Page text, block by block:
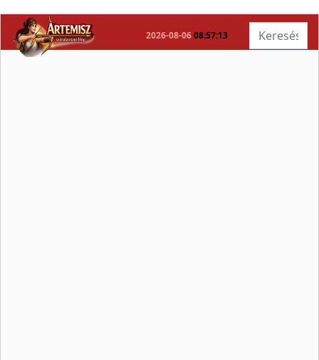
2026-08-06 08:57:14 Keresés...